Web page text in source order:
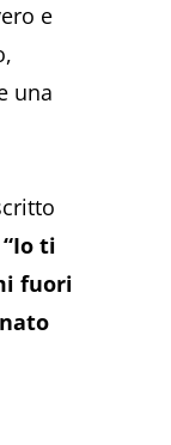
e
una
“Io ti
fuori